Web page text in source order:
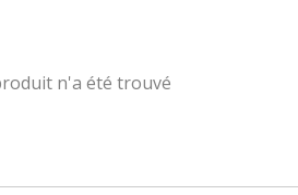
n'a été trouvé